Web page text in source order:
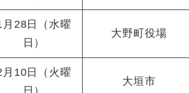
月28日（水曜
日）
大野町役場
月10日（火曜
大垣市